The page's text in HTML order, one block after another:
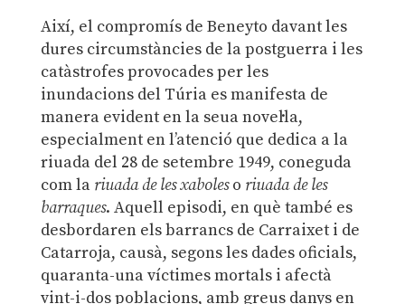
Així, el compromís de Beneyto davant les
dures circumstàncies de la postguerra i les
catàstrofes provocades per les
inundacions del Túria es manifesta de
manera evident en la seua novel·la,
especialment en l’atenció que dedica a la
riuada del 28 de setembre 1949, coneguda
com la riuada de les xaboleso riuada de les
barraques. Aquell episodi, en què també es
desbordaren els barrancs de Carraixet i de
Catarroja, causà, segons les dades oficials,
quaranta-una víctimes mortals i afectà
vint-i-dos poblacions, amb greus danys en